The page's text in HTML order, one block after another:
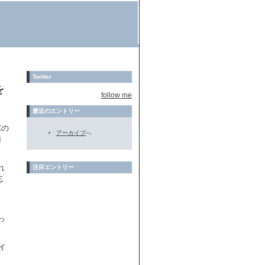
Twitter
follow me
最近のエントリー
アーカイブへ
注目エントリー